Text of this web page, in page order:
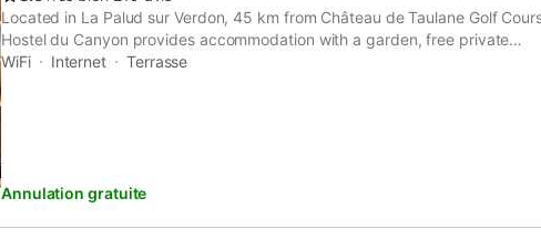
Located in La Palud sur Verdon, 45 km from Château de Taulane Golf
Hostel du Canyon provides accommodation with a garden, free private
parking, a terrace and a restaurant. Guests can have a drink at the bar.
WiFi Internet Terrasse
Annulation gratuite